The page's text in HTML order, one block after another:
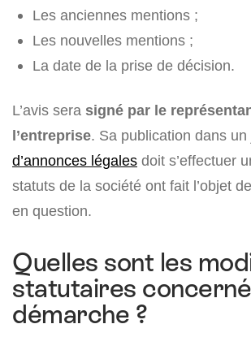
Les anciennes mentions ;
Les nouvelles mentions ;
La date de la prise de décision.
L’avis sera signé par le
l’entreprise. Sa publication dans un
d’annonces légales doit s’effectuer
statuts de la société ont fait l’objet
en question.
Quelles sont les
statutaires
démarche ?